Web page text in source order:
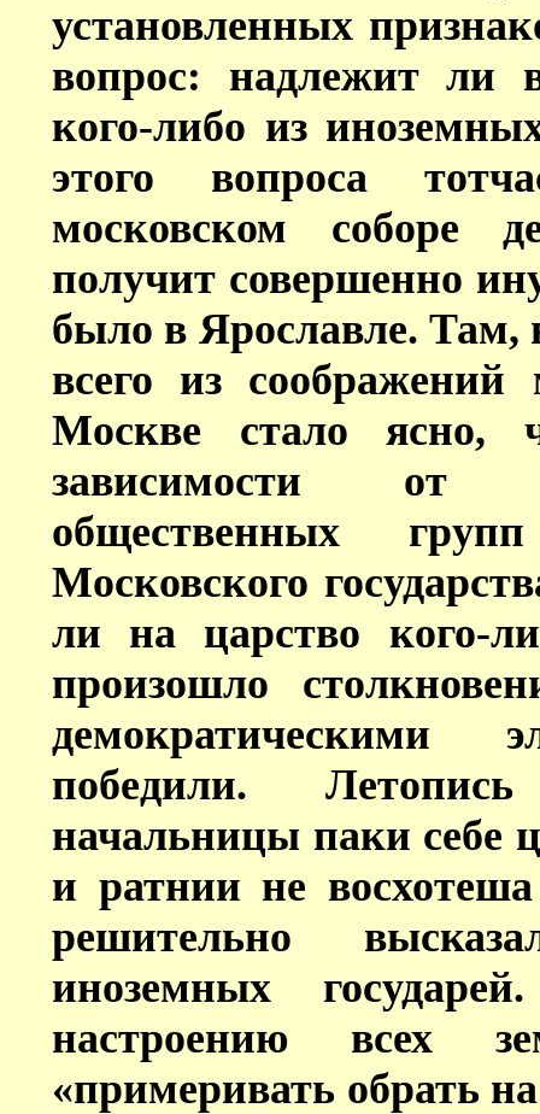
установленных
вопрос: надлежит ли
кого-либо из
этого вопроса
московском соборе
получит совершенно
было в Ярославле. Там,
всего из
Москве стало ясно,
зависимости от
общественных
Московского
ли на царство кого-
произошло
демократическими
победили.
начальницы паки себе
и ратнии не
решительно
иноземных
настроению всех
«примеривать обрать